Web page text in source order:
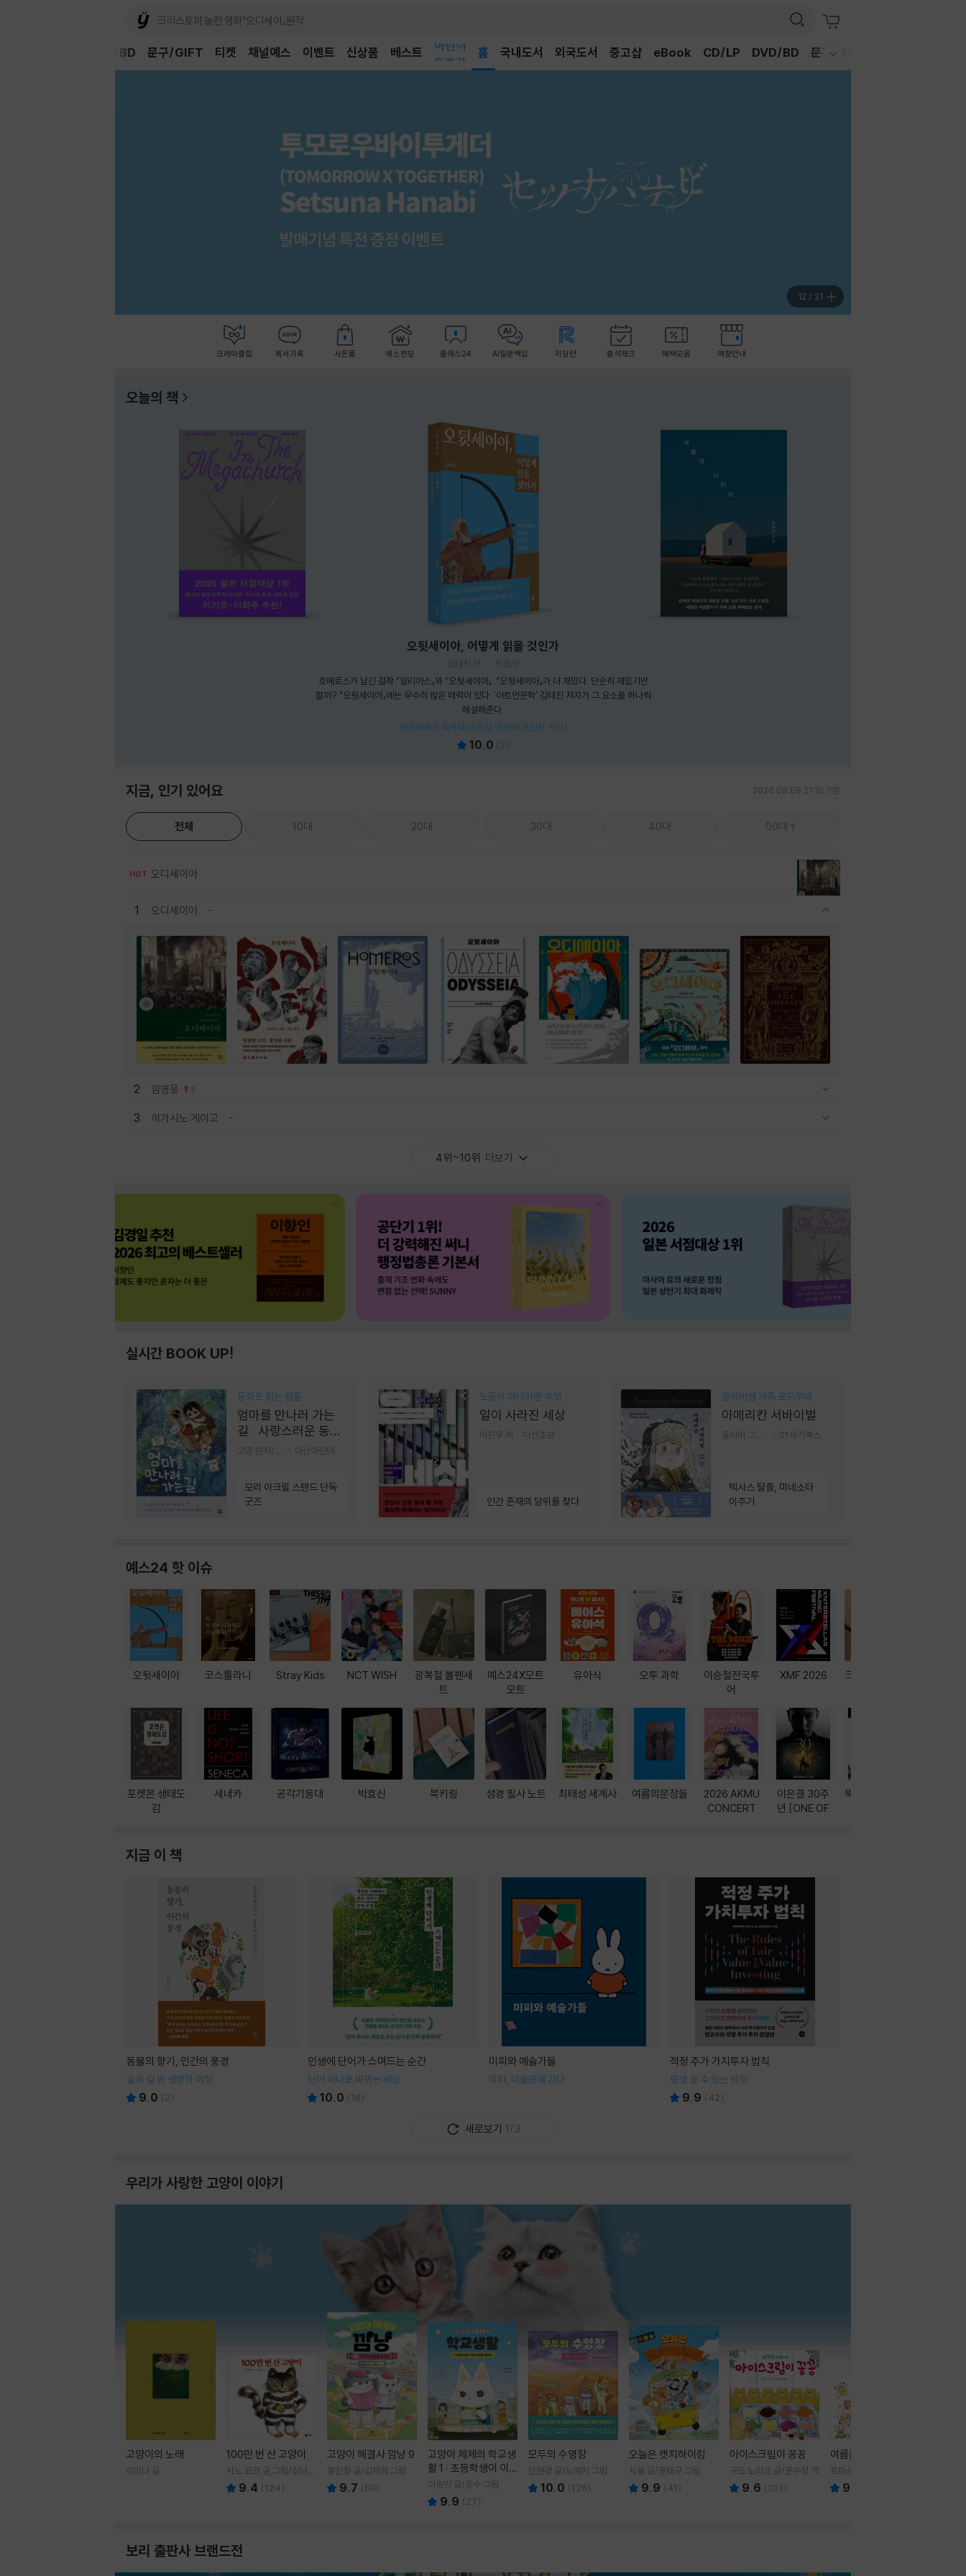
채널예스 이벤트 신상품 베스트
독후감
어린이
홈 국내도서 외국도서 중고샵 eBook CD/LP DVD/BD 문구/GIFT
DVD/BD 문구/GIFT 티켓
13 / 21
크레마클럽 독서기록 사은품 예스펀딩 클래스24 AI일문백답 리딩런 출석체크 혜택모음 매장안내
오늘의 책
오뒷세이아, 어떻게 읽을 것인가
김태진 저
민음사
호메로스가 남긴 걸작 『일리아스』와 『오뒷세이아』. 『오뒷세이아』가 더 재밌다. 단순히 재밌기만
할까? 『오뒷세이아』에는 무수히 많은 매력이 있다. '아트인문학' 김태진 저자가 그 요소를 하나씩
해설해준다.
제로퍼제로 독서대/스트랩 에코백(포인트 차감)
10.0 ( 2)
지금, 인기 있어요 2026.08.08 21:10 기준
전체 10대 20대 30대 40대 50대
HOT 오디세이아
1 오디세이아
2 임영웅 2
3 히가시노 게이고
4위~10위 더보기
실시간 BOOK UP!
동화로 읽는 웹툰
엄마를 만나러 가는
길 : 사랑스러운 동그
라미
다산어린이
모리 아크릴 스탠드 단독
굿즈
노동이 아니라면 무엇
일이 사라진 세상
이진우 저 다산초당
인간 존재의 당위를 찾다
올리버쌤 가족 로드무비
아메리칸 서바이벌
21세기북스
텍사스 탈출, 미네소타
이주기
예스24 핫 이슈
오뒷세이아
포켓몬 생태도
감
코스톨라니
세네카
Stray Kids
공각기동대
NCT WISH
박효신
광복절 볼펜세
트
북키링
예스24X모트
모트
성경 필사 노트
유아식
최태성 세계사
오투 과학
여름의문장들
이승철전국투
어
2026 AKMU
CONCERT
XMF 2026
이은결 30주
년 [ONE OF
크레마 이북 리
뚝딱! AI 3대장
지금 이 책
동물의 향기, 인간의 풍경
숲과 길 위 생명의 여정
9.0 ( 2)
인생에 단어가 스며드는 순간
단어 하나로 바뀌는 세상
10.0 (16)
미피와 예술가들
미피, 미술관에 가다
적정 주가 가치투자 법칙
평생 쓸 수 있는 원칙
9.9 (42)
새로보기 1/3
우리가 사랑한 고양이 이야기
고양이의 노래
이미나 글
100만 번 산 고양이
사노 요코 글,그림/김난주
역 9.4 (124)
고양이 해결사 깜냥 9
홍민정 글/김재희 그림
9.7 (60)
고양이 제제의 학교생
활 1 : 초등학생이 이
렇게 힘들 줄이야
이승민 글/온수 그림
9.9 ( 27)
모두의 수영장
신현경 글/노예지 그림
10.0 (126)
오늘은 캣치하이킹
서율 글/윤태규 그림
9.9 (41 )
아이스크림이 꽁꽁
구도 노리코 글/윤수정 역
9.6 (103)
여름을 부탁해
토마쓰리 글그림
9.8
보리 출판사 브랜드전